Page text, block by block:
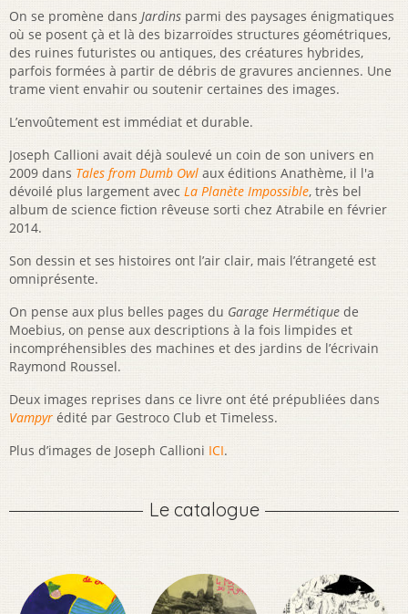
On se promène dans Jardins parmi des paysages énigmatiques
où se posent çà et là des bizarroïdes structures géométriques,
des ruines futuristes ou antiques, des créatures hybrides,
parfois formées à partir de débris de gravures anciennes. Une
trame vient envahir ou soutenir certaines des images.
L’envoûtement est immédiat et durable.
Joseph Callioni avait déjà soulevé un coin de son univers en
2009 dans Tales from Dumb Owl aux éditions Anathème, il l'a
dévoilé plus largement avec La Planète Impossible, très bel
album de science fiction rêveuse sorti chez Atrabile en février
2014.
Son dessin et ses histoires ont l’air clair, mais l’étrangeté est
omniprésente.
On pense aux plus belles pages du Garage Hermétique de
Moebius, on pense aux descriptions à la fois limpides et
incompréhensibles des machines et des jardins de l’écrivain
Raymond Roussel.
Deux images reprises dans ce livre ont été prépubliées dans
Vampyr édité par Gestroco Club et Timeless.
Plus d’images de Joseph Callioni ICI.
Le catalogue